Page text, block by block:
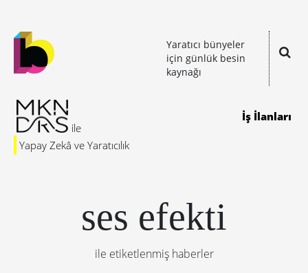
Yaratıcı bünyeler
için günlük besin
kaynağı
Yapay Zekâ ve Yaratıcılık
İş İlanları
ses efekti
ile etiketlenmiş haberler